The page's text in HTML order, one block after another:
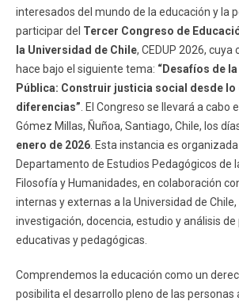
interesados del mundo de la educación y la
participar del Tercer Congreso de
la Universidad de Chile, CEDUP 2026,
hace bajo el siguiente tema: “Desafíos de
Pública: Construir justicia social desde lo
diferencias” . El Congreso se llevará a cabo
Gómez Millas, Ñuñoa, Santiago, Chile, los
enero de 2026 . Esta instancia es
Departamento de Estudios Pedagógicos de
Filosofía y Humanidades, en colaboración
internas y externas a la Universidad de
investigación, docencia, estudio y análisis
educativas y pedagógicas.
Comprendemos la educación como un
posibilita el desarrollo pleno de las personas